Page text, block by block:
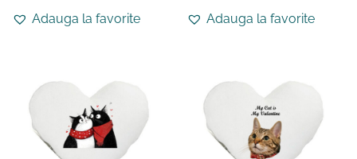
Adauga la favorite Adauga la favorite